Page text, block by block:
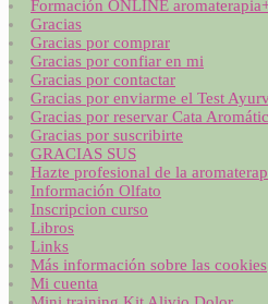
Formación ONLINE
Gracias
Gracias por comprar
Gracias por confiar en mi
Gracias por contactar
Gracias por enviarme el Test
Gracias por reservar Cata
Gracias por suscribirte
GRACIAS SUS
Hazte profesional de la
Información Olfato
Inscripcion curso
Libros
Links
Más información sobre las cookies
Mi cuenta